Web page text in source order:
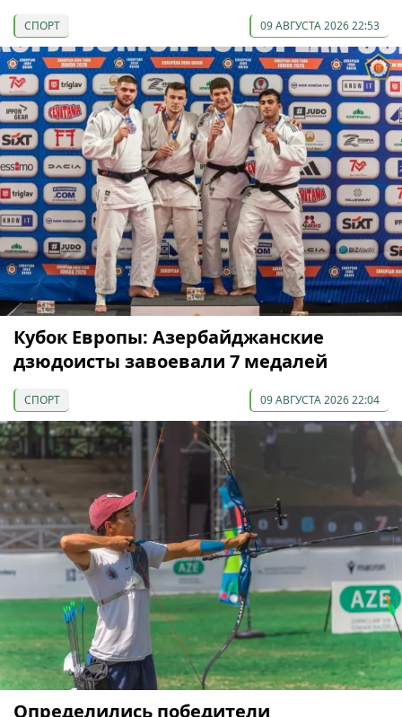
СПОРТ 09 АВГУСТА 2026 22:53
Кубок Европы: Азербайджанские
дзюдоисты завоевали 7 медалей
СПОРТ 09 АВГУСТА 2026 22:04
Определились победители